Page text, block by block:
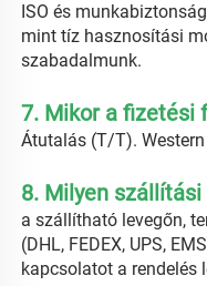
ISO és
mint tíz hasznosítási
szabadalmunk.
7. Mikor a fizetési
Átutalás (T/T).
8. Milyen
a szállítható levegőn,
(DHL, FEDEX, UPS,
kapcsolatot a rendelés